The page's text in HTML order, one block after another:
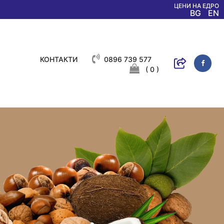
ЦЕНИ НА ЕДРО
BG EN
КОНТАКТИ
0896 739 577
( 0 )